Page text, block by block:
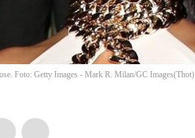
Foto: Getty Images - Mark R. Milan/GC Images(Thot)